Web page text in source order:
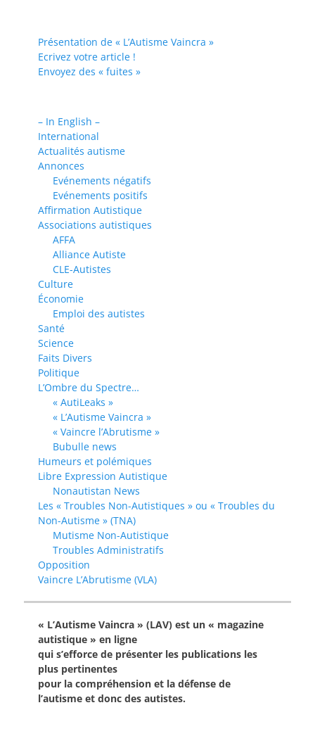
Présentation de « L’Autisme Vaincra »
Ecrivez votre article !
Envoyez des « fuites »
– In English –
International
Actualités autisme
Annonces
Evénements négatifs
Evénements positifs
Affirmation Autistique
Associations autistiques
AFFA
Alliance Autiste
CLE-Autistes
Culture
Économie
Emploi des autistes
Santé
Science
Faits Divers
Politique
L’Ombre du Spectre…
« AutiLeaks »
« L’Autisme Vaincra »
« Vaincre l’Abrutisme »
Bubulle news
Humeurs et polémiques
Libre Expression Autistique
Nonautistan News
Les « Troubles Non-Autistiques » ou « Troubles du
Non-Autisme » (TNA)
Mutisme Non-Autistique
Troubles Administratifs
Opposition
Vaincre L’Abrutisme (VLA)
« L’Autisme Vaincra » (LAV) est un « magazine
autistique » en ligne
qui s’efforce de présenter les publications les
plus pertinentes
pour la compréhension et la défense de
l’autisme et donc des autistes.